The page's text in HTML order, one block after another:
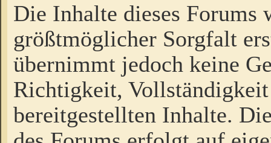
Die Inhalte dieses Forums
größtmöglicher Sorgfalt
übernimmt jedoch keine
Richtigkeit,
bereitgestellten Inhalte.